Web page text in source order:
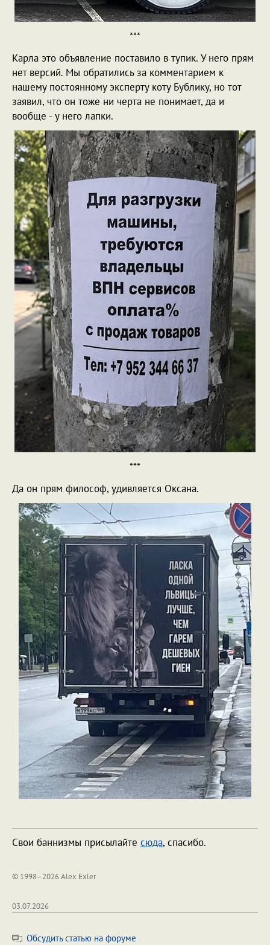
***
Карла это объявление поставило в тупик. У него прям
нет версий. Мы обратились за комментарием к
нашему постоянному эксперту коту Бублику, но тот
заявил, что он тоже ни черта не понимает, да и
вообще - у него лапки.
***
Да он прям философ, удивляется Оксана.
Свои баннизмы присылайте сюда, спасибо.
© 1998–2026 Alex Exler
03.07.2026
Обсудить статью на форуме